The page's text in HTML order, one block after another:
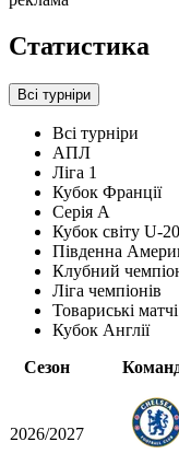
Статистика
Всі турніри
Всі турніри
АПЛ
Ліга 1
Кубок Франції
Серія А
Кубок світу U-20
Південна
Клубний
Ліга чемпіонів
Товариські матчі
Кубок Англії
Сезон
2026/2027